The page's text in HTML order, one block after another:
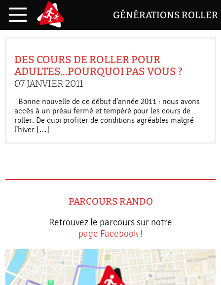
GÉNÉRATIONS ROLLER
DES COURS DE ROLLER POUR
ADULTES…POURQUOI PAS VOUS ?
07 JANVIER 2011
Bonne nouvelle de ce début d’année 2011 : nous avons
accès à un préau fermé et tempéré pour les cours de
roller. De quoi profiter de conditions agréables malgré
l’hiver […]
PARCOURS RANDO
Retrouvez le parcours sur notre
page Facebook !